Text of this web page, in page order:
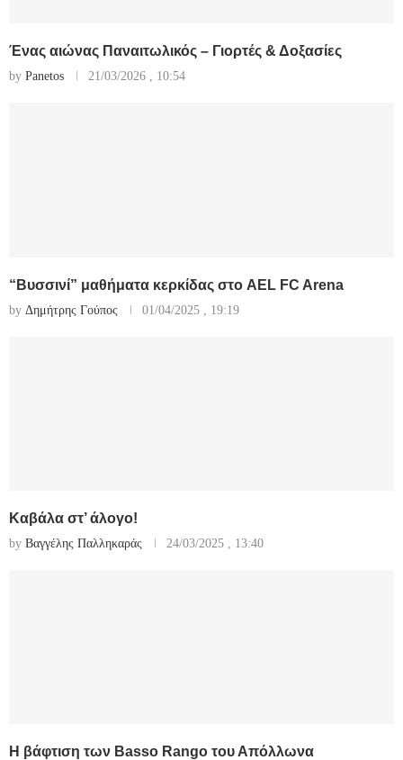
Ένας αιώνας Παναιτωλικός – Γιορτές & Δοξασίες
by Panetos 21/03/2026 , 10:54
“Βυσσινί” μαθήματα κερκίδας στο AEL FC Arena
by Δημήτρης Γούπος 01/04/2025 , 19:19
Καβάλα στ’ άλογο!
by Βαγγέλης Παλληκαράς 24/03/2025 , 13:40
Η βάφτιση των Basso Rango του Απόλλωνα